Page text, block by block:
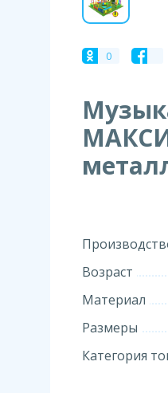
0
Возраст
Материал
Размеры
Категория